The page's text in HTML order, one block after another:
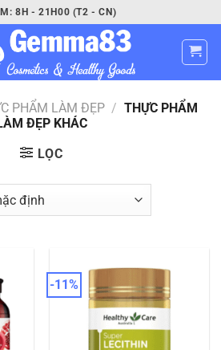
8H - 21H00 (T2 - CN)
PHẨM LÀM ĐẸP / THỰC PHẨM
ĐẸP KHÁC
LỌC
-11%